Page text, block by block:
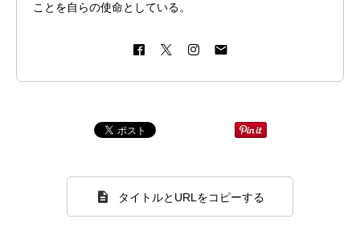
ことを自らの使命としている。
タイトルとURLをコピーする